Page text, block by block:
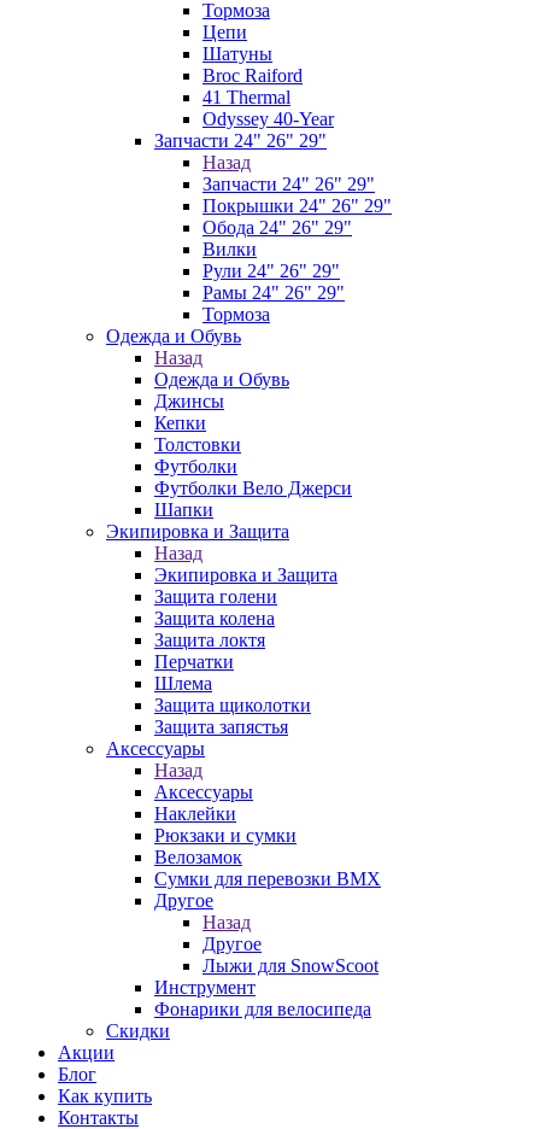
Тормоза
Цепи
Шатуны
Broc Raiford
41 Thermal
Odyssey 40-Year
Запчасти 24" 26" 29"
Назад
Запчасти 24" 26" 29"
Покрышки 24" 26" 29"
Обода 24" 26" 29"
Вилки
Рули 24" 26" 29"
Рамы 24" 26" 29"
Тормоза
Одежда и Обувь
Назад
Одежда и Обувь
Джинсы
Кепки
Толстовки
Футболки
Футболки Вело Джерси
Шапки
Экипировка и Защита
Назад
Экипировка и Защита
Защита голени
Защита колена
Защита локтя
Перчатки
Шлема
Защита щиколотки
Защита запястья
Аксессуары
Назад
Аксессуары
Наклейки
Рюкзаки и сумки
Велозамок
Сумки для перевозки BMX
Другое
Назад
Другое
Лыжи для SnowScoot
Инструмент
Фонарики для велосипеда
Скидки
Акции
Блог
Как купить
Контакты